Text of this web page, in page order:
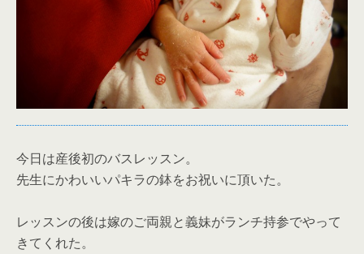
今日は産後初のバスレッスン。
先生にかわいいパキラの鉢をお祝いに頂いた。
レッスンの後は嫁のご両親と義妹がランチ持参でやって
きてくれた。